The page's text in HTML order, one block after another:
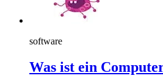
software
Was ist ein